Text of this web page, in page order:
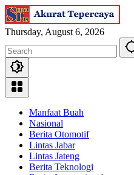
Skip
to
content
Thursday, August 6, 2026
Manfaat Buah
Nasional
Berita Otomotif
Lintas Jabar
Lintas Jateng
Berita Teknologi